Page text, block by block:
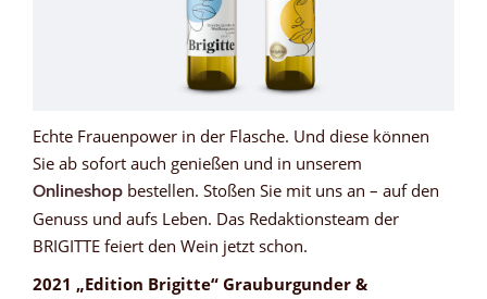
Echte Frauenpower in der Flasche. Und diese können
Sie ab sofort auch genießen und in unserem
Onlineshop bestellen. Stoßen Sie mit uns an – auf den
Genuss und aufs Leben. Das Redaktionsteam der
BRIGITTE feiert den Wein jetzt schon.
2021 „Edition Brigitte“ Grauburgunder &